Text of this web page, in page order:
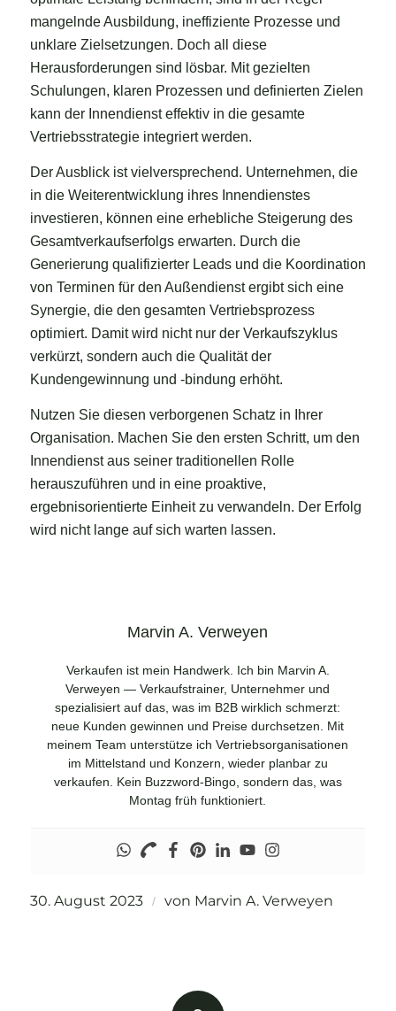
mangelnde Ausbildung, ineffiziente Prozesse und
unklare Zielsetzungen. Doch all diese
Herausforderungen sind lösbar. Mit gezielten
Schulungen, klaren Prozessen und definierten Zielen
kann der Innendienst effektiv in die gesamte
Vertriebsstrategie integriert werden.
Der Ausblick ist vielversprechend. Unternehmen, die
in die Weiterentwicklung ihres Innendienstes
investieren, können eine erhebliche Steigerung des
Gesamtverkaufserfolgs erwarten. Durch die
Generierung qualifizierter Leads und die Koordination
von Terminen für den Außendienst ergibt sich eine
Synergie, die den gesamten Vertriebsprozess
optimiert. Damit wird nicht nur der Verkaufszyklus
verkürzt, sondern auch die Qualität der
Kundengewinnung und -bindung erhöht.
Nutzen Sie diesen verborgenen Schatz in Ihrer
Organisation. Machen Sie den ersten Schritt, um den
Innendienst aus seiner traditionellen Rolle
herauszuführen und in eine proaktive,
ergebnisorientierte Einheit zu verwandeln. Der Erfolg
wird nicht lange auf sich warten lassen.
Marvin A. Verweyen
Verkaufen ist mein Handwerk. Ich bin Marvin A.
Verweyen — Verkaufstrainer, Unternehmer und
spezialisiert auf das, was im B2B wirklich schmerzt:
neue Kunden gewinnen und Preise durchsetzen. Mit
meinem Team unterstütze ich Vertriebsorganisationen
im Mittelstand und Konzern, wieder planbar zu
verkaufen. Kein Buzzword-Bingo, sondern das, was
Montag früh funktioniert.
30. August 2023 / von Marvin A. Verweyen